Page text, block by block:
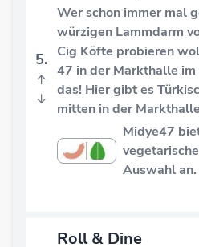
5.
↑
↓
Wer schon immer mal
würzigen Lammdarm
Cig Köfte probieren
47 in der Markthalle
das! Hier gibt es
mitten in der
Midye47
Auswahl an.
Roll & Dine